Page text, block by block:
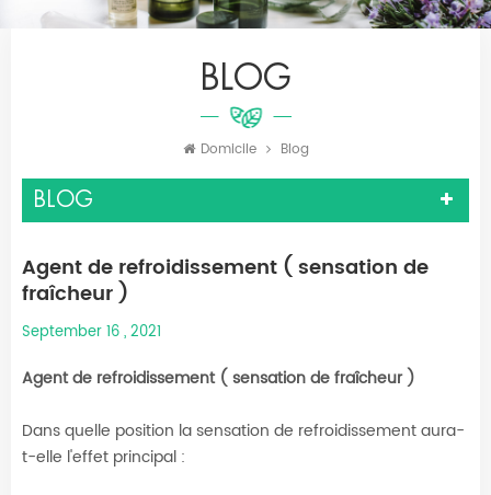
BLOG
Domicile Blog
BLOG
Agent de refroidissement ( sensation de
fraîcheur )
September 16 , 2021
Agent de refroidissement ( sensation de fraîcheur )
Dans quelle position la sensation de refroidissement aura-
t-elle l'effet principal :